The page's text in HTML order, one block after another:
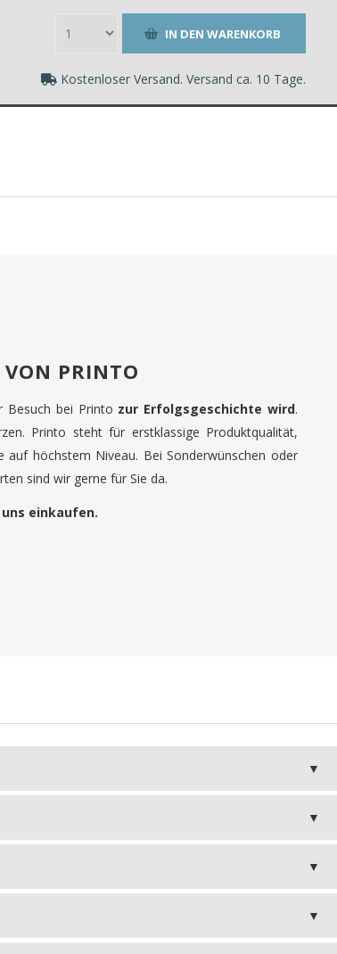
Kostenloser Versand. Versand ca. 10 Tage.
PRINTO
Besuch bei Printo zur Erfolgsgeschichte wird.
Printo steht für erstklassige Produktqualität,
auf höchstem Niveau. Bei Sonderwünschen oder
sind wir gerne für Sie da.
einkaufen.